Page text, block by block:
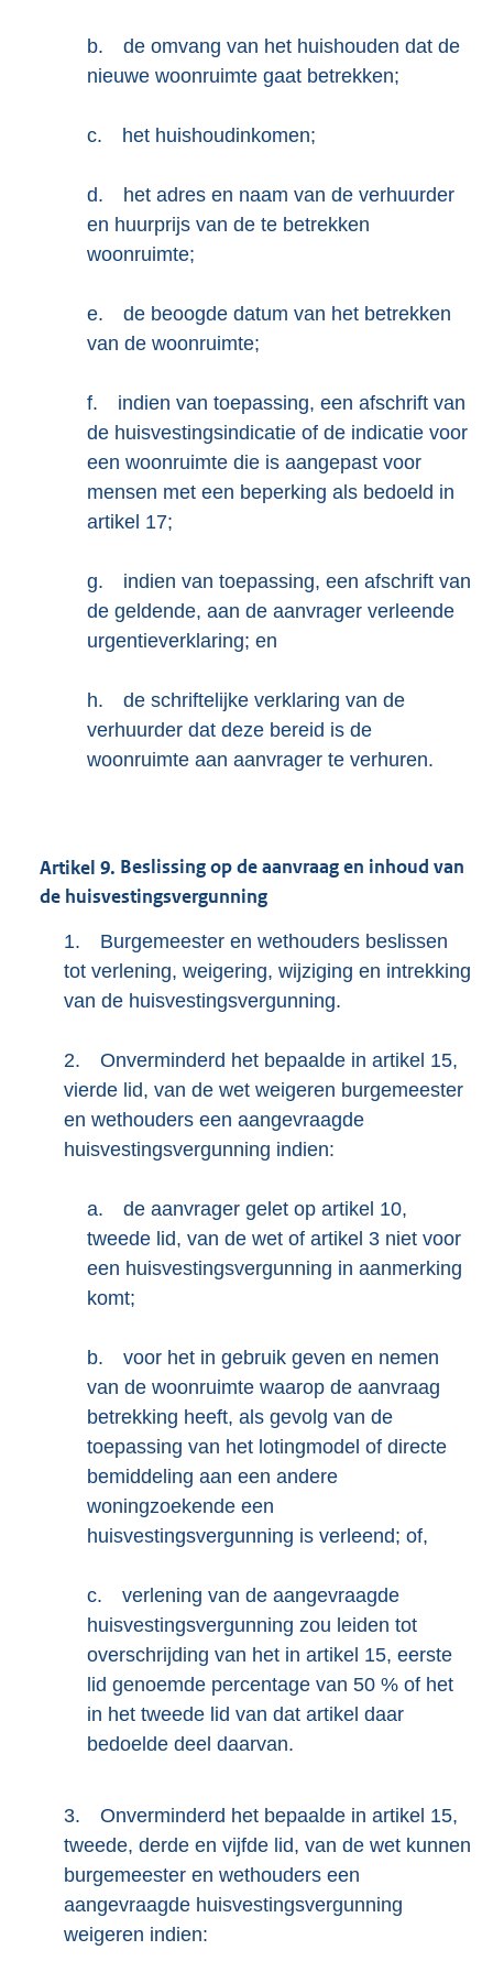
b.
de omvang van het huishouden dat de
nieuwe woonruimte gaat betrekken;
c. het huishoudinkomen;
d.
het adres en naam van de verhuurder
en huurprijs van de te betrekken
woonruimte;
e.
de beoogde datum van het betrekken
van de woonruimte;
f.
indien van toepassing, een afschrift van
de huisvestingsindicatie of de indicatie voor
een woonruimte die is aangepast voor
mensen met een beperking als bedoeld in
artikel 17;
g.
indien van toepassing, een afschrift van
de geldende, aan de aanvrager verleende
urgentieverklaring; en
h.
de schriftelijke verklaring van de
verhuurder dat deze bereid is de
woonruimte aan aanvrager te verhuren.
Artikel 9. Beslissing op de aanvraag en inhoud van
de huisvestingsvergunning
1.
Burgemeester en wethouders beslissen
tot verlening, weigering, wijziging en intrekking
van de huisvestingsvergunning.
2.
Onverminderd het bepaalde in artikel 15,
vierde lid, van de wet weigeren burgemeester
en wethouders een aangevraagde
huisvestingsvergunning indien:
a.
de aanvrager gelet op artikel 10,
tweede lid, van de wet of artikel 3 niet voor
een huisvestingsvergunning in aanmerking
komt;
b.
voor het in gebruik geven en nemen
van de woonruimte waarop de aanvraag
betrekking heeft, als gevolg van de
toepassing van het lotingmodel of directe
bemiddeling aan een andere
woningzoekende een
huisvestingsvergunning is verleend; of,
c.
verlening van de aangevraagde
huisvestingsvergunning zou leiden tot
overschrijding van het in artikel 15, eerste
lid genoemde percentage van 50 % of het
in het tweede lid van dat artikel daar
bedoelde deel daarvan.
3.
Onverminderd het bepaalde in artikel 15,
tweede, derde en vijfde lid, van de wet kunnen
burgemeester en wethouders een
aangevraagde huisvestingsvergunning
weigeren indien: